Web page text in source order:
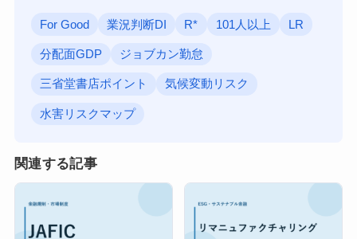
For Good 業況判断DI R* 101人以上 LR
分配面GDP ジョブカン勤怠
三省堂書店ポイント 気候変動リスク
水害リスクマップ
関連する記事